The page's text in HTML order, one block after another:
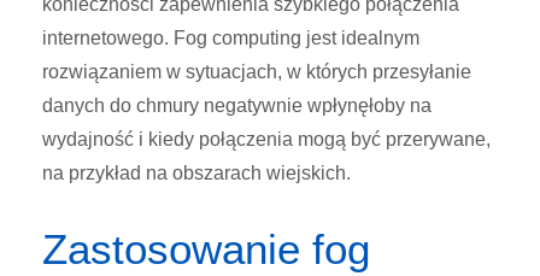
konieczności zapewnienia szybkiego połączenia
internetowego. Fog computing jest idealnym
rozwiązaniem w sytuacjach, w których przesyłanie
danych do chmury negatywnie wpłynęłoby na
wydajność i kiedy połączenia mogą być przerywane,
na przykład na obszarach wiejskich.
Zastosowanie fog